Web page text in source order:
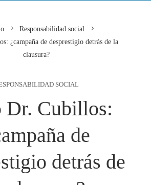
Responsabilidad social
¿campaña de desprestigio detrás de la
clausura?
SOCIAL
Dr. Cubillos:
de
detrás de